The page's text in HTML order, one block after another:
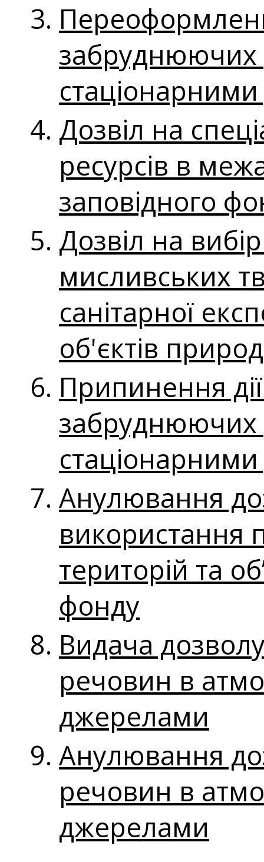
забруднюючих
Дозвіл на
ресурсів в
заповідного
Дозвіл на
мисливських
санітарної
об'єктів
Припинення
забруднюючих
Анулювання
використання
територій та
фонду
Видача
речовин в
джерелами
Анулювання
речовин в
джерелами